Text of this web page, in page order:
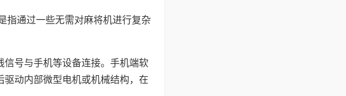
指通过一些无需对麻将机进行复杂
号与手机等设备连接。手机端软
动内部微型电机或机械结构，在